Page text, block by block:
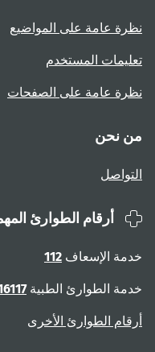
عامة على المواضيع
المستخدم
عامة على الصفحات
نحن
أرقام الطوارئ المهمة
الإسعاف112
الطوارئ الطبية116117
الطوارئ الأخرى